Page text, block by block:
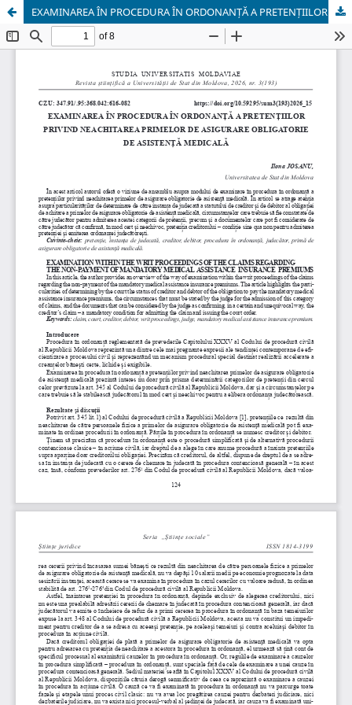
EXAMINAREA ÎN PROCEDURA ÎN ORDONANȚĂ A PRETENȚIILOR PRIVIND NEACHITAREA PRIMELOR DE ASIGURARE OBLIGATORIE DE ASISTENŢĂ MEDICALĂ